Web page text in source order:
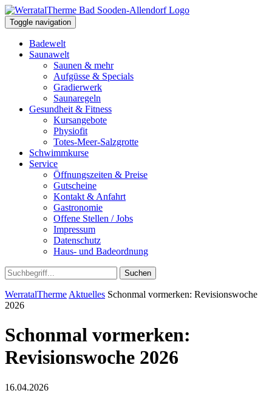
Toggle navigation
Badewelt
Saunawelt
Saunen & mehr
Aufgüsse & Specials
Gradierwerk
Saunaregeln
Gesundheit & Fitness
Kursangebote
Physiofit
Totes-Meer-Salzgrotte
Schwimmkurse
Service
Öffnungszeiten & Preise
Gutscheine
Kontakt & Anfahrt
Gastronomie
Offene Stellen / Jobs
Impressum
Datenschutz
Haus- und Badeordnung
Suchen
WerratalTherme Aktuelles Schonmal vormerken: Revisionswoche
2026
Schonmal vormerken:
Revisionswoche 2026
16.04.2026